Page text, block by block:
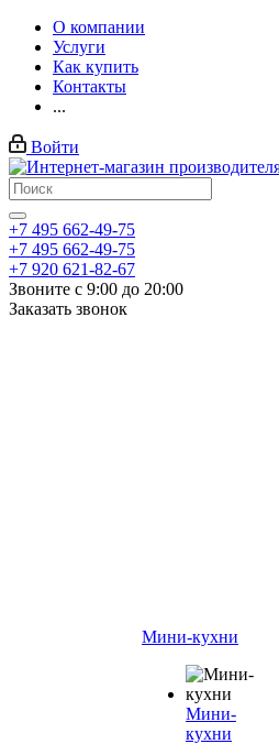
О компании
Услуги
Как купить
Контакты
...
Войти
+7 495 662-49-75
+7 495 662-49-75
+7 920 621-82-67
Звоните с 9:00 до 20:00
Заказать звонок
Мини-кухни
Мини-
кухни